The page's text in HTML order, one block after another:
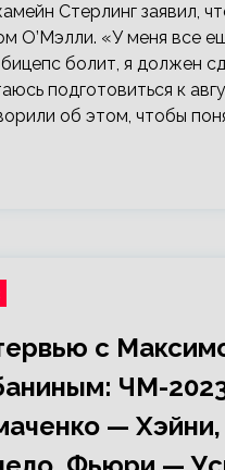
Стерлинг заявил,
О’Мэлли. «У меня все
бицепс болит, я должен
подготовиться к
об этом, чтобы
с
ЧМ-
—